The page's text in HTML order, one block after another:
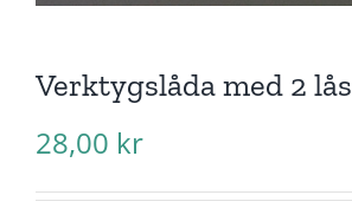
Verktygslåda med 2 lås
28,00 kr